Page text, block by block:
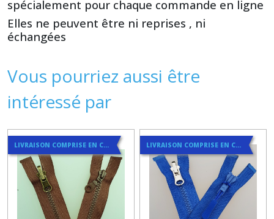
spécialement pour chaque commande en ligne
Elles ne peuvent être ni reprises , ni
échangées
Vous pourriez aussi être
intéressé par
LIVRAISON COMPRISE EN COURRIER SUIVI LIVRAISON COMPRISE EN COURRIER SUIVI